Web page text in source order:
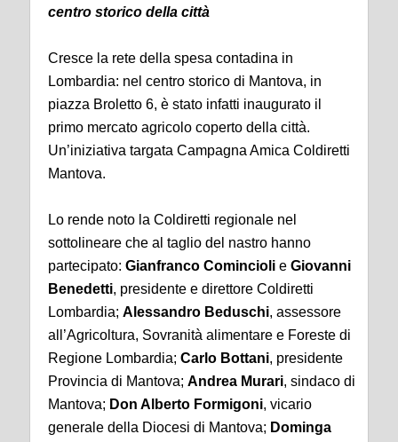
centro storico della città
Cresce la rete della spesa contadina in
Lombardia: nel centro storico di Mantova, in
piazza Broletto 6, è stato infatti inaugurato il
primo mercato agricolo coperto della città.
Un’iniziativa targata Campagna Amica Coldiretti
Mantova.
Lo rende noto la Coldiretti regionale nel
sottolineare che al taglio del nastro hanno
partecipato: Gianfranco Comincioli e Giovanni
Benedetti, presidente e direttore Coldiretti
Lombardia; Alessandro Beduschi, assessore
all’Agricoltura, Sovranità alimentare e Foreste di
Regione Lombardia; Carlo Bottani, presidente
Provincia di Mantova; Andrea Murari, sindaco di
Mantova; Don Alberto Formigoni, vicario
generale della Diocesi di Mantova; Dominga